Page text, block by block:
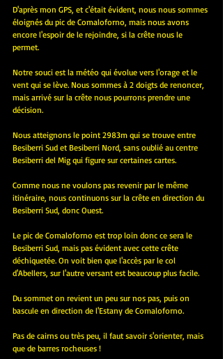
D'après mon GPS, et c'était évident, nous nous sommes
éloignés du pic de Comaloforno, mais nous avons
encore l'espoir de le rejoindre, si la crête nous le
permet.
Notre souci est la météo qui évolue vers l'orage et le
vent qui se lève. Nous sommes à 2 doigts de renoncer,
mais arrivé sur la crête nous pourrons prendre une
décision.
Nous atteignons le point 2983m qui se trouve entre
Besiberri Sud et Besiberri Nord, sans oublié au centre
Besiberri del Mig qui figure sur certaines cartes.
Comme nous ne voulons pas revenir par le même
itinéraire, nous continuons sur la crête en direction du
Besiberri Sud, donc Ouest.
Le pic de Comaloforno est trop loin donc ce sera le
Besiberri Sud, mais pas évident avec cette crête
déchiquetée. On voit bien que l'accès par le col
d'Abellers, sur l'autre versant est beaucoup plus facile.
Du sommet on revient un peu sur nos pas, puis on
bascule en direction de l'Estany de Comaloforno.
Pas de cairns ou très peu, il faut savoir s'orienter, mais
que de barres rocheuses !